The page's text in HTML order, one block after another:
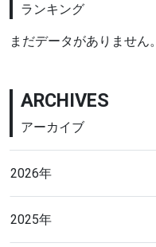
ランキング
まだデータがありません。
ARCHIVES
アーカイブ
2026年
2025年